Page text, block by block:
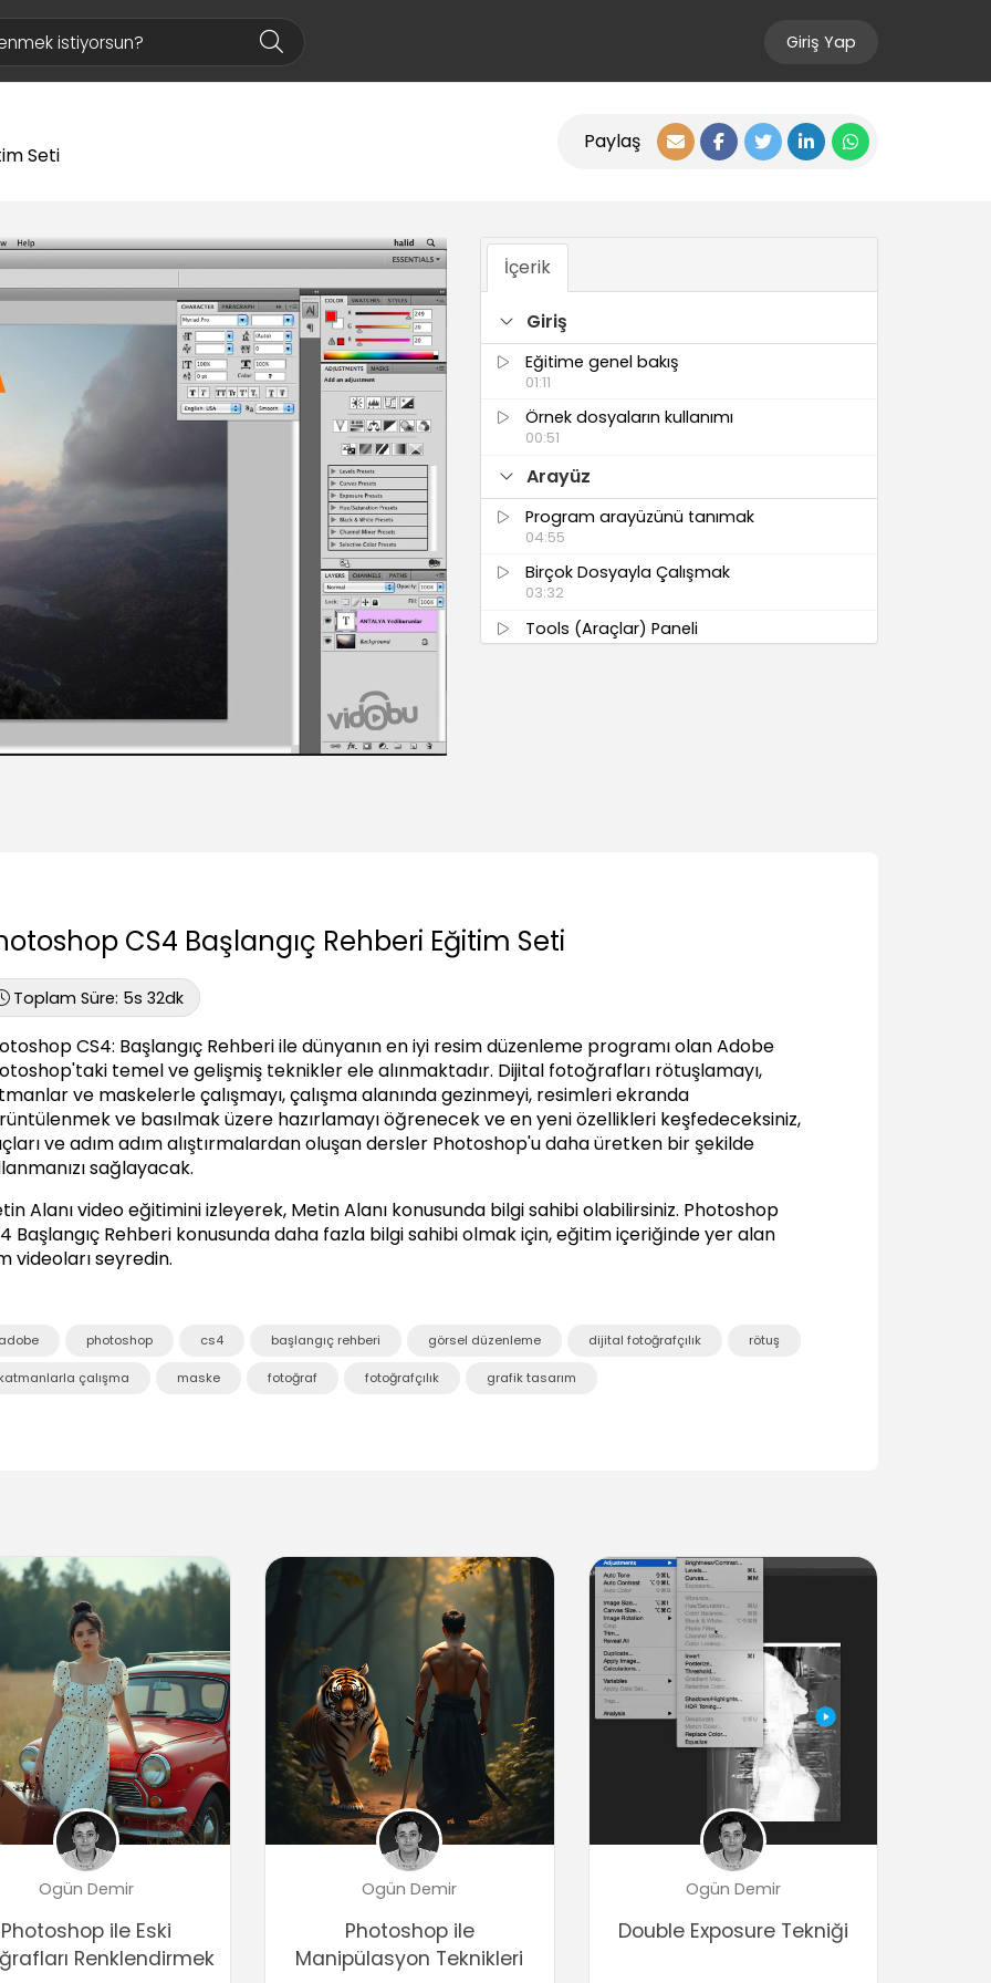
Giriş Yap
Seti
Paylaş
İçerik
Giriş
Eğitime genel bakış
01:11
Örnek dosyaların kullanımı
00:51
Arayüz
Program arayüzünü tanımak
04:55
Birçok Dosyayla Çalışmak
03:32
Tools (Araçlar) Paneli
03:44
Review Mode (İnceleme Modu)
Temeller
Temel Ayarlar
04:47
Zoom ve Pan İşlemleri 1
Zoom ve Pan İşlemleri 2
04:09
Boyutlandırma (Image Size)
09:09
Tuvali Genişletme (Canvas Size)
Renk Seçme ve Oluşturma
06:44
Dosya Kaydetme ve Formatlar
08:20
Seçimler (Selection)
Temel Seçim Araçları 1 (Elliptical
Marquee)
08:48
Temel Seçim Araları 2 (Rectangular
Marquee)
06:48
Serbest Seçim Araçları (Polygonal
CS4 Başlangıç Rehberi Eğitim Seti
Toplam Süre: 5s 32dk
CS4: Başlangıç Rehberi ile dünyanın en iyi resim düzenleme programı olan Adobe
temel ve gelişmiş teknikler ele alınmaktadır. Dijital fotoğrafları rötuşlamayı,
ve maskelerle çalışmayı, çalışma alanında gezinmeyi, resimleri ekranda
ve basılmak üzere hazırlamayı öğrenecek ve en yeni özellikleri keşfedeceksiniz,
ve adım adım alıştırmalardan oluşan dersler Photoshop'u daha üretken bir şekilde
sağlayacak.
Alanı video eğitimini izleyerek, Metin Alanı konusunda bilgi sahibi olabilirsiniz. Photoshop
Başlangıç Rehberikonusunda daha fazla bilgi sahibi olmak için, eğitim içeriğinde yer alan
videoları seyredin.
photoshop cs4 başlangıç rehberi görsel düzenleme dijital fotoğrafçılık rötuş
çalışma maske fotoğraf fotoğrafçılık grafik tasarım
Ogün Demir
Photoshop ile Eski
Renklendirmek
Ogün Demir
Photoshop ile
Manipülasyon Teknikleri
Ogün Demir
Double Exposure Tekniği